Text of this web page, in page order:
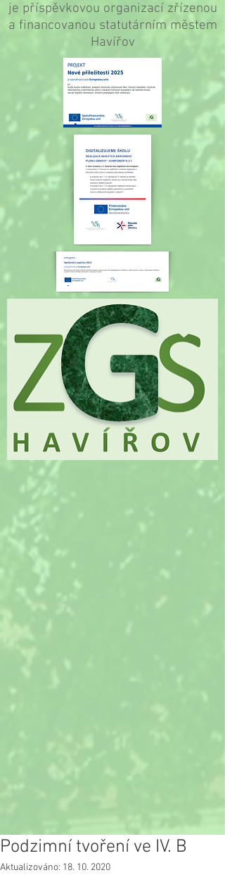
je příspěvkovou organizací zřízenou
a financovanou statutárním městem
Havířov
Podzimní tvoření ve IV. B
Aktualizováno: 18. 10. 2020